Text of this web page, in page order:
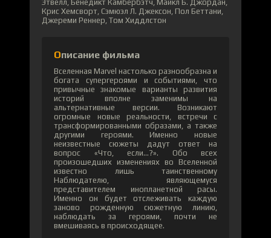
Этвелл, Бенедикт Камбербэтч, Майкл Б. Джордан,
Крис Хемсворт, Сэмюэл Л. Джексон, Пол Беттани,
Джереми Реннер, Том Хиддлстон
Описание фильма
Вселенная Marvel настолько разнообразна и
богата супергероями и событиями, что
привычные знакомые варианты развития
историй вполне заменимы на
альтернативные версии. Возникают
огромные новые реальности, встречи с
трансформированными образами, а также
другими героями. Именно новые
неизвестные сюжеты дадут ответ на
вопрос «Что, если…?». Обо всех
произошедших изменениях во Вселенной
известно лишь таинственному
Наблюдателю, являющемуся
представителем инопланетной расы.
Именно он будет отслеживать каждую
заново рожденную сюжетную линию,
наблюдать за героями, почти не
вмешиваясь в происходящее.